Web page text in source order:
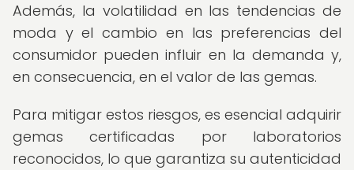
Además, la volatilidad en las tendencias de
moda y el cambio en las preferencias del
consumidor pueden influir en la demanda y,
en consecuencia, en el valor de las gemas.
Para mitigar estos riesgos, es esencial adquirir
gemas certificadas por laboratorios
reconocidos, lo que garantiza su autenticidad